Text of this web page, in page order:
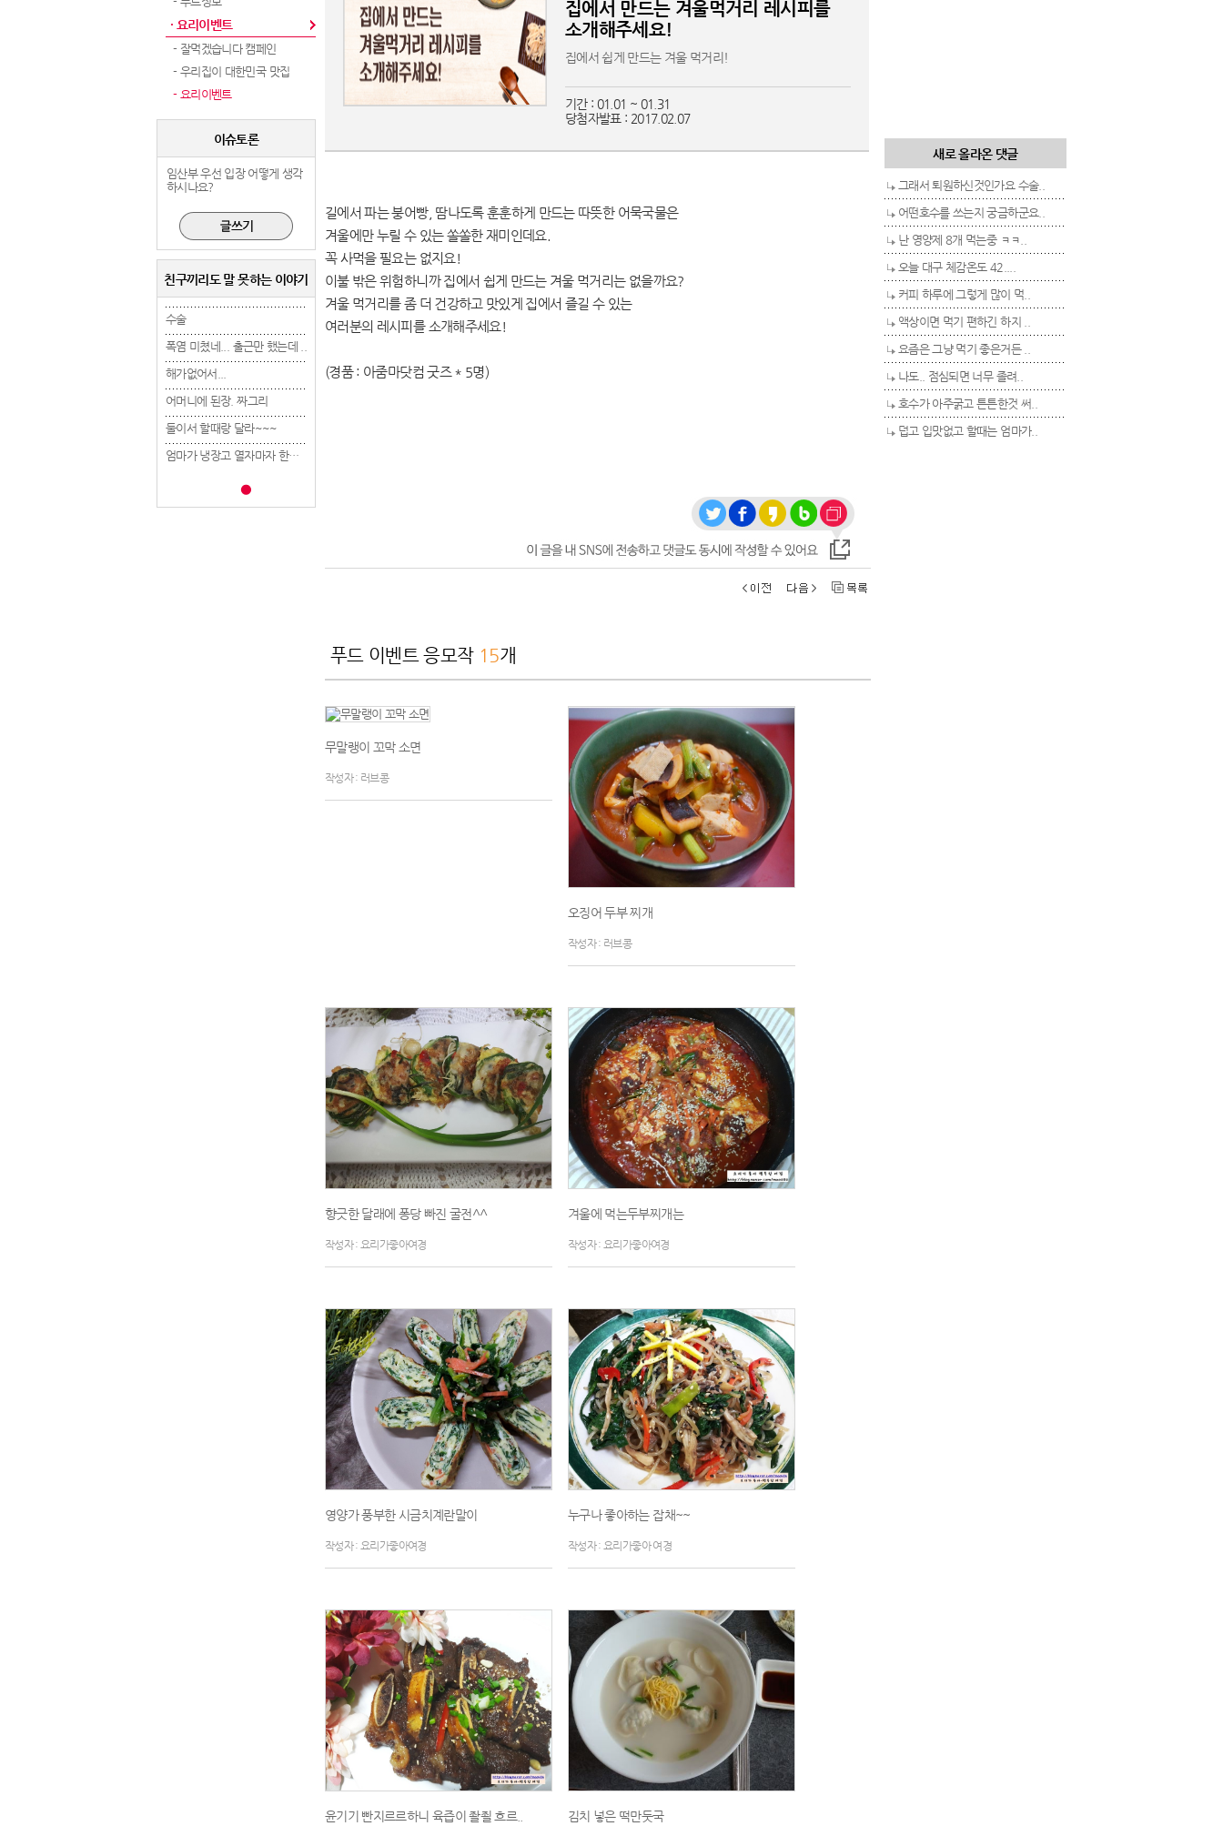
· 요리이벤트
- 잘먹겠습니다 캠페인
- 우리집이 대한민국 맛집
- 요리이벤트
이슈토론
임산부 우선 입장 어떻게 생각
하시나요?
친구끼리도 말 못하는 이야기
수술
폭염 미쳤네... 출근만 했는데 ..
해가없어서...
어머니에 된장. 짜그리
둘이서 할때랑 달라~~~
엄마가 냉장고 열자마자 한숨 쉼ㅋ..
수술
해가없어서...
집에서 만드는 겨울먹거리 레시피를
소개해주세요!
집에서 쉽게 만드는 겨울 먹거리!
기간 : 01.01 ~ 01.31
당첨자발표 : 2017.02.07
길에서 파는 붕어빵, 땀나도록 훈훈하게 만드는 따뜻한 어묵국물은
겨울에만 누릴 수 있는 쏠쏠한 재미인데요.
꼭 사먹을 필요는 없지요!
이불 밖은 위험하니까 집에서 쉽게 만드는 겨울 먹거리는 없을까요?
겨울 먹거리를 좀 더 건강하고 맛있게 집에서 즐길 수 있는
여러분의 레시피를 소개해주세요!
(경품 : 아줌마닷컴 굿즈 * 5명)
푸드 이벤트 응모작 15개
무말랭이 꼬막 소면
작성자 : 러브콩
오징어 두부 찌개
작성자 : 러브콩
향긋한 달래에 퐁당 빠진 굴전^^
작성자 : 요리가좋아여경
겨울에 먹는두부찌개는
작성자 : 요리가좋아여경
영양가 풍부한 시금치계란말이
작성자 : 요리가좋아여경
누구나 좋아하는 잡채~~
작성자 : 요리가좋아 여경
윤기기 빤지르르하니 육즙이 좔죌 흐르.. 김치 넣은 떡만둣국
새로 올라온 댓글
그래서 퇴원하신것인가요 수술..
어떤호수를 쓰는지 궁금하군요..
난 영양제 8개 먹는중 ㅋㅋ..
오늘 대구 체감온도 42....
커피 하루에 그렇게 많이 먹..
액상이면 먹기 편하긴 하지 ..
요즘은 그냥 먹기 좋은거든 ..
나도.. 점심되면 너무 졸려..
호수가 아주굵고 튼튼한것 써..
덥고 입맛없고 할때는 엄마가..